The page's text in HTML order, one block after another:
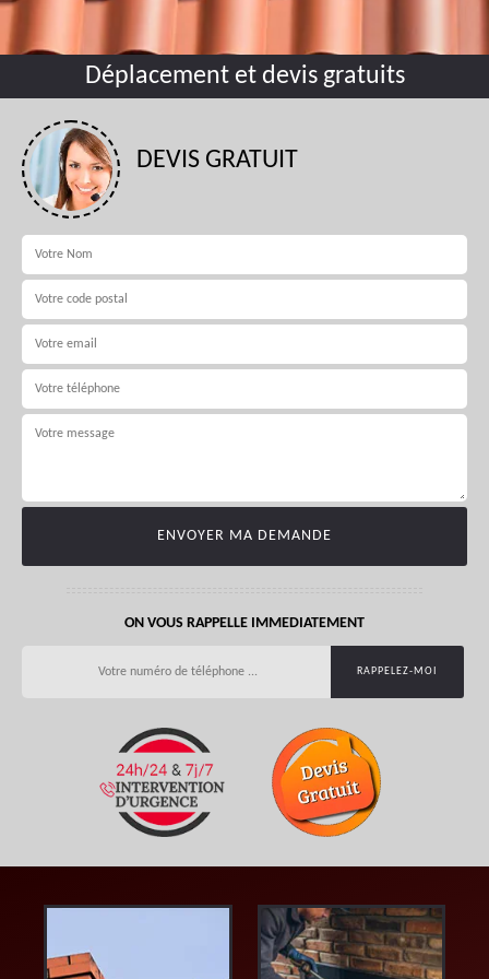
Déplacement et devis gratuits
DEVIS GRATUIT
ON VOUS RAPPELLE IMMEDIATEMENT